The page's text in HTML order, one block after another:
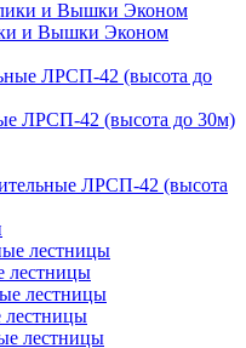
и Вышки Эконом
ЛРСП-42 (высота до 30м)
ЛРСП-42 (высота
лестницы
лестницы